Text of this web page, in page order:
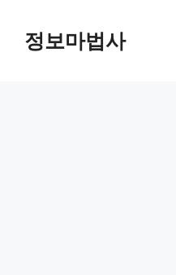
정보마법사